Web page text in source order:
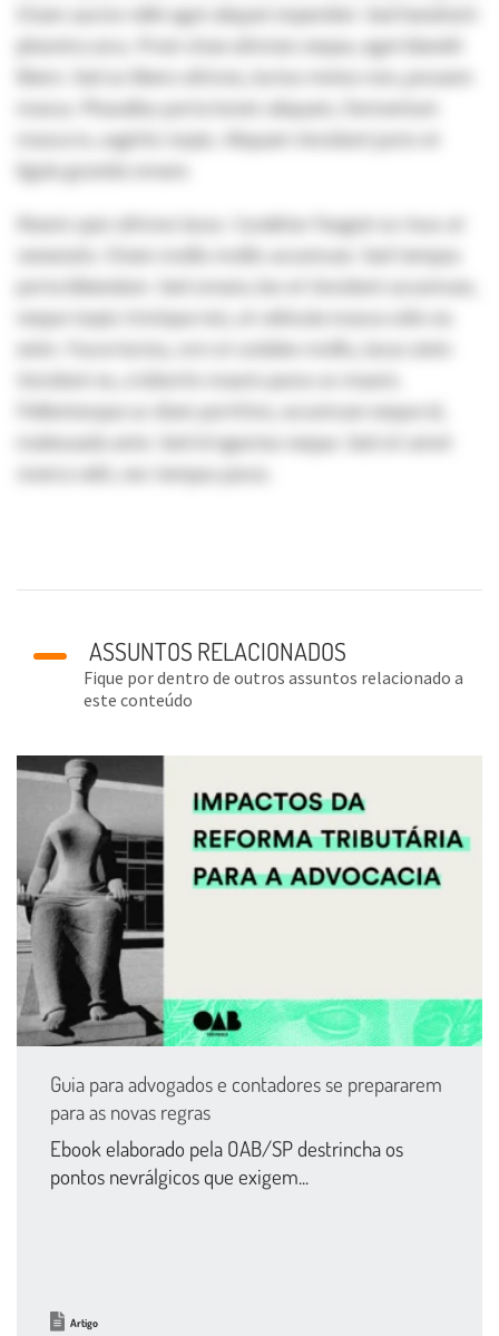
Etiam auctor nibh eget aliquet imperdiet. Sed hendrerit
pharetra arcu. Proin vitae ultricies neque, eget blandit
libero. Sed ac libero ultrices, luctus metus non, posuere
massa. Phasellus porta lorem aliquam, fermentum
massa in, sagittis turpis. Aliquam tincidunt justo et
ligula gravida ornare.
Mauris quis ultrices lacus. Curabitur feugiat ac risus at
venenatis. Etiam mollis mollis accumsan. Sed tempus
porta bibendum. Sed ornare, leo et tincidunt accumsan,
neque turpis tristique nisi, at vehicula massa odio eu
enim. Fusce luctus, orci ut sodales mollis, lacus enim
tincidunt ex, a lobortis mauris purus ac mauris.
Pellentesque ac diam porttitor, accumsan neque id,
malesuada ante. Sed id egestas neque. Sed sit amet
viverra velit, nec tempus purus.
ASSUNTOS RELACIONADOS
Fique por dentro de outros assuntos relacionado a
este conteúdo
Guia para advogados e contadores se prepararem
para as novas regras
Ebook elaborado pela OAB/SP destrincha os
pontos nevrálgicos que exigem...
Artigo